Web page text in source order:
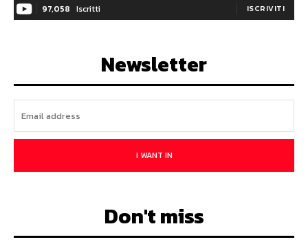
97,058 Iscritti ISCRIVITI
Newsletter
I WANT IN
Don't miss